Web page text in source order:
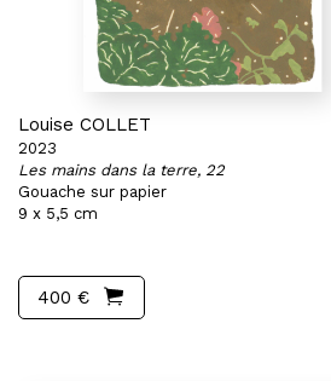
Louise COLLET
2023
Les mains dans la terre, 22
Gouache sur papier
9 x 5,5 cm
400 €